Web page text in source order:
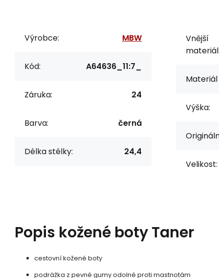
Výrobce: MBW
Kód: A64636_11:7_
Záruka: 24
Barva: černá
Délka stélky: 24,4
Vnější
Výška:
Velikost:
Popis kožené boty Taner
cestovní kožené boty
podrážka z pevné gumy odolné proti mastnotám